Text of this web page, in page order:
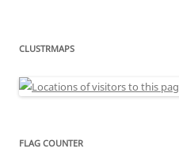
CLUSTRMAPS
FLAG COUNTER